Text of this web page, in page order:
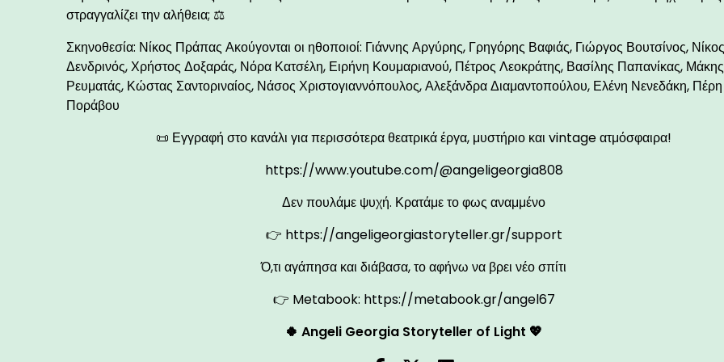
στραγγαλίζει την αλήθεια; ⚖️
Σκηνοθεσία: Νίκος Πράπας Ακούγονται οι ηθοποιοί: Γιάννης Αργύρης, Γρηγόρης Βαφιάς, Γιώργος Βουτσίνος,
Δενδρινός, Χρήστος Δοξαράς, Νόρα Κατσέλη, Ειρήνη Κουμαριανού, Πέτρος Λεοκράτης, Βασίλης Παπανίκας, Μάκης
Ρευματάς, Κώστας Σαντοριναίος, Νάσος Χριστογιαννόπουλος, Αλεξάνδρα Διαμαντοπούλου, Ελένη Νενεδάκη, Πέρη
Ποράβου
📜 Εγγραφή στο κανάλι για περισσότερα θεατρικά έργα, μυστήριο και vintage ατμόσφαιρα!
https://www.youtube.com/@angeligeorgia808
Δεν πουλάμε ψυχή. Κρατάμε το φως αναμμένο
👉 https://angeligeorgiastoryteller.gr/support
Ό,τι αγάπησα και διάβασα, το αφήνω να βρει νέο σπίτι
👉 Metabook: https://metabook.gr/angel67
🍀 Angeli Georgia Storyteller of Light 💖